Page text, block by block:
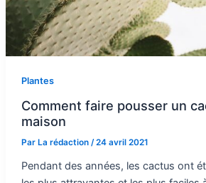
Plantes
Comment faire pousser un
maison
Par La rédaction /24 avril 2021
Pendant des années, les cactus ont